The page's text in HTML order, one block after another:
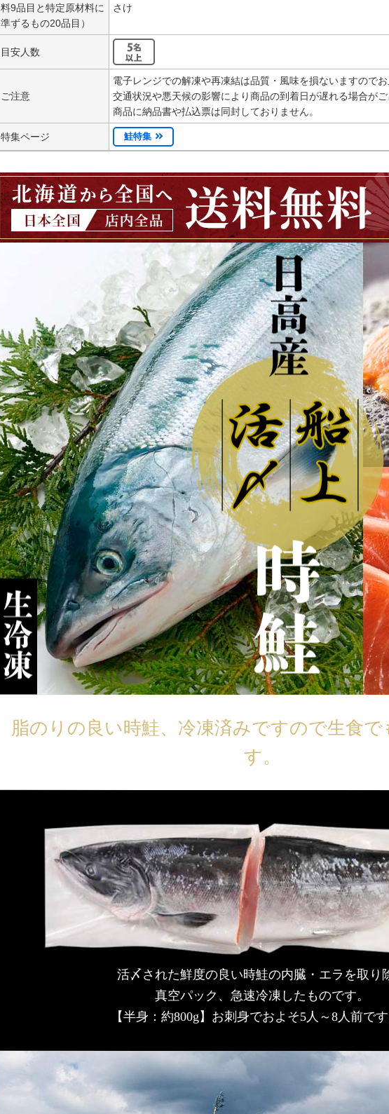
料9品目と特定原材料に
準ずるもの20品目）
さけ
目安人数
ご注意
電子レンジでの解凍や再凍結は品質・風味を損ないますのでお
交通状況や悪天候の影響により商品の到着日が遅れる場合がご
商品に納品書や払込票は同封しておりません。
特集ページ 鮭特集
脂のりの良い時鮭、冷凍済みですので生食で
す。
活〆された鮮度の良い時鮭の内臓・エラを取り
真空パック、急速冷凍したものです。
【半身：約800g】お刺身でおよそ5人～8人前で